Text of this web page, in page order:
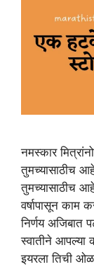
नमस्कार
तुमच्यासाठीच
तुमच्यासाठीच
वर्षापासून काम
निर्णय अजिबात
स्वातीने आपल्या
इयरला तिची